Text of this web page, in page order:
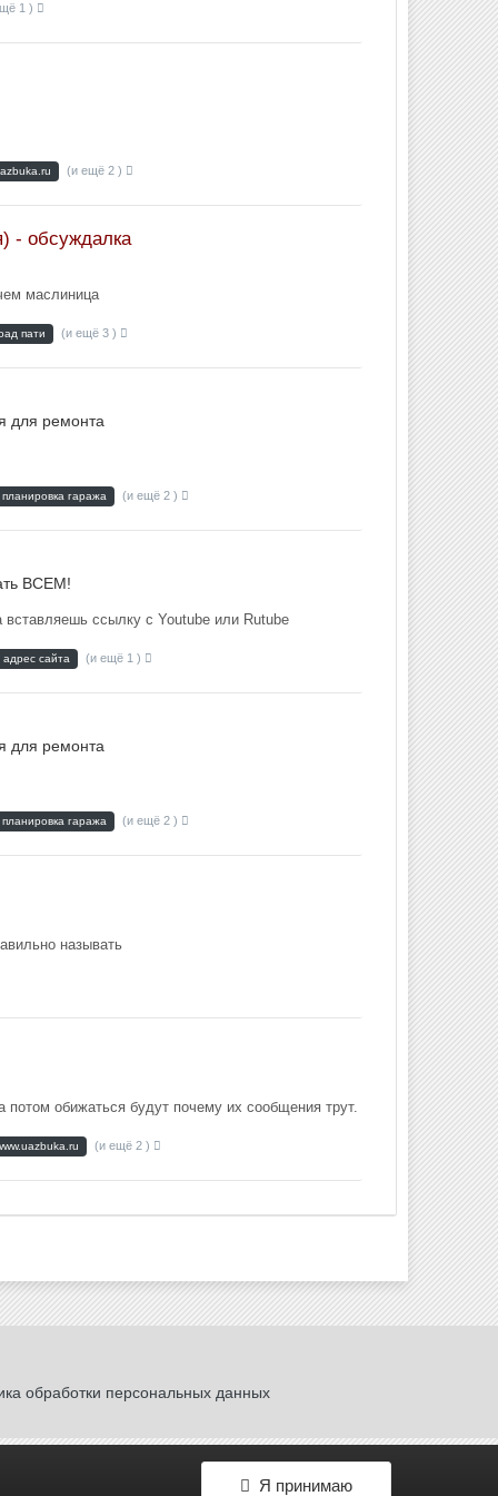
1 )
(и ещё 2 )
- обсуждалка
маслиница
пати (и ещё 3 )
для ремонта
планировка гаража (и ещё 2 )
ВСЕМ!
ссылку с Youtube или Rutube
адрес сайта (и ещё 1 )
для ремонта
планировка гаража (и ещё 2 )
называть
обижаться будут почему их сообщения трут.
(и ещё 2 )
обработки персональных данных
Я принимаю